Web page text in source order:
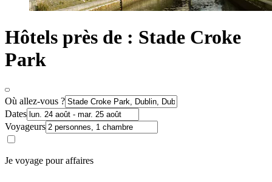
Hôtels près de : Stade Croke
Park
Où allez-vous ?
Dates
Voyageurs
Je voyage pour affaires